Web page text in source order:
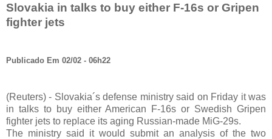
Slovakia in talks to buy either F-16s or Gripen
fighter jets
Publicado Em 02/02 - 06h22
(Reuters) - Slovakia´s defense ministry said on Friday it was
in talks to buy either American F-16s or Swedish Gripen
fighter jets to replace its aging Russian-made MiG-29s.
The ministry said it would submit an analysis of the two